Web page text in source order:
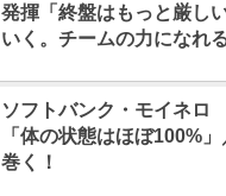
発揮「終盤はもっと厳し
いく。チームの力になれ
ソフトバンク・モイネロ
「体の状態はほぼ100%
巻く！